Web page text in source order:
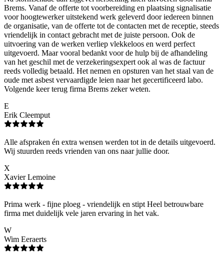
Brems. Vanaf de offerte tot voorbereiding en plaatsing signalisatie
voor hoogtewerker uitstekend werk geleverd door iedereen binnen
de organisatie, van de offerte tot de contacten met de receptie, steeds
vriendelijk in contact gebracht met de juiste persoon. Ook de
uitvoering van de werken verliep vlekkeloos en werd perfect
uitgevoerd. Maar vooral bedankt voor de hulp bij de afhandeling
van het geschil met de verzekeringsexpert ook al was de factuur
reeds volledig betaald. Het nemen en opsturen van het staal van de
oude met asbest vervaardigde leien naar het gecertificeerd labo.
Volgende keer terug firma Brems zeker weten.
E
Erik Cleemput
Alle afspraken én extra wensen werden tot in de details uitgevoerd.
Wij stuurden reeds vrienden van ons naar jullie door.
X
Xavier Lemoine
Prima werk - fijne ploeg - vriendelijk en stipt Heel betrouwbare
firma met duidelijk vele jaren ervaring in het vak.
W
Wim Eeraerts